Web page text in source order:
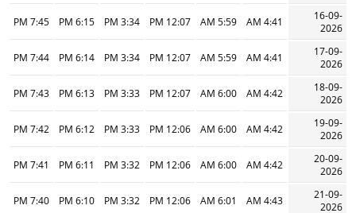
16-09-
2026
4:41 AM
5:59 AM
12:07 PM
3:34 PM
6:15 PM
7:45 PM
17-09-
2026
4:41 AM
5:59 AM
12:07 PM
3:34 PM
6:14 PM
7:44 PM
18-09-
2026
4:42 AM
6:00 AM
12:07 PM
3:33 PM
6:13 PM
7:43 PM
19-09-
2026
4:42 AM
6:00 AM
12:06 PM
3:33 PM
6:12 PM
7:42 PM
20-09-
2026
4:42 AM
6:00 AM
12:06 PM
3:32 PM
6:11 PM
7:41 PM
21-09-
2026
4:43 AM
6:01 AM
12:06 PM
3:32 PM
6:10 PM
7:40 PM